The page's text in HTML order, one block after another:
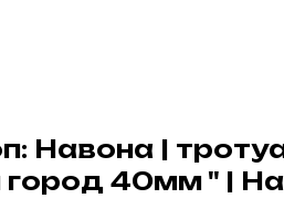
Навона |
город 40мм " |